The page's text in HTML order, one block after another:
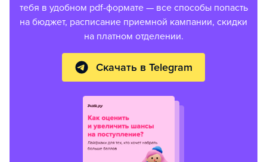
тебя в удобном pdf-формате — все способы попасть
на бюджет, расписание приемной кампании, скидки
на платном отделении.
Скачать в Telegram